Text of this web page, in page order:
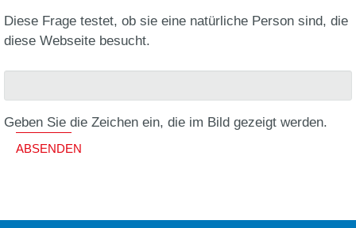
Diese Frage testet, ob sie eine natürliche Person sind, die
diese Webseite besucht.
Geben Sie die Zeichen ein, die im Bild gezeigt werden.
ABSENDEN